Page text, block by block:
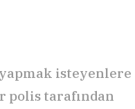
isteyenlere
polis tarafından